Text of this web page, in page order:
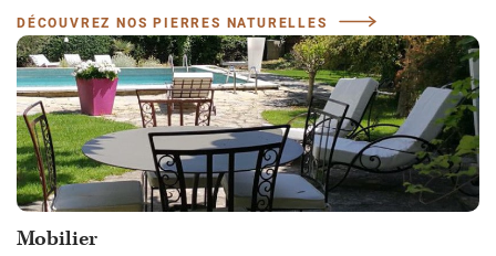
DÉCOUVREZ NOS PIERRES NATURELLES
Mobilier